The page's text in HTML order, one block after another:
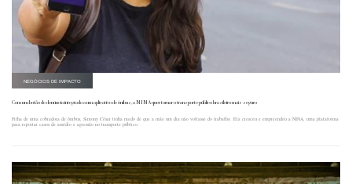
NEGÓCIOS DE IMPACTO
Com um botão de denúncia integrado a um aplicativo de ônibus, a NINA quer tornar o transporte público brasileiro mais seguro
Filha de uma cobradora de ônibus, Simony César tinha medo de que a mãe um dia não voltasse do trabalho. Ela cresceu e empreendeu a NINA, uma plataforma
para reportar casos de assédio e agressão no transporte público.